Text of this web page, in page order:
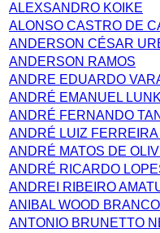
ALEXSANDRO KOIKE
ALONSO CASTRO DE
ANDERSON CÉSAR
ANDERSON RAMOS
ANDRE EDUARDO
ANDRÉ EMANUEL
ANDRÉ FERNANDO
ANDRÉ LUIZ
ANDRÉ MATOS DE
ANDRÉ RICARDO
ANDREI RIBEIRO
ANIBAL WOOD BRANCO
ANTONIO BRUNETTO